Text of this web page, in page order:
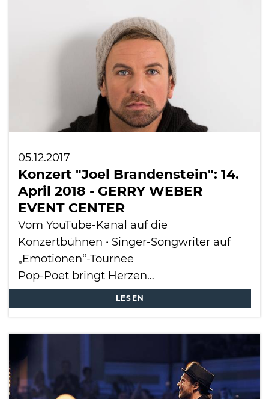
05.12.2017
Konzert "Joel Brandenstein": 14.
April 2018 - GERRY WEBER
EVENT CENTER
Vom YouTube-Kanal auf die
Konzertbühnen • Singer-Songwriter auf
„Emotionen“-Tournee
Pop-Poet bringt Herzen…
LESEN